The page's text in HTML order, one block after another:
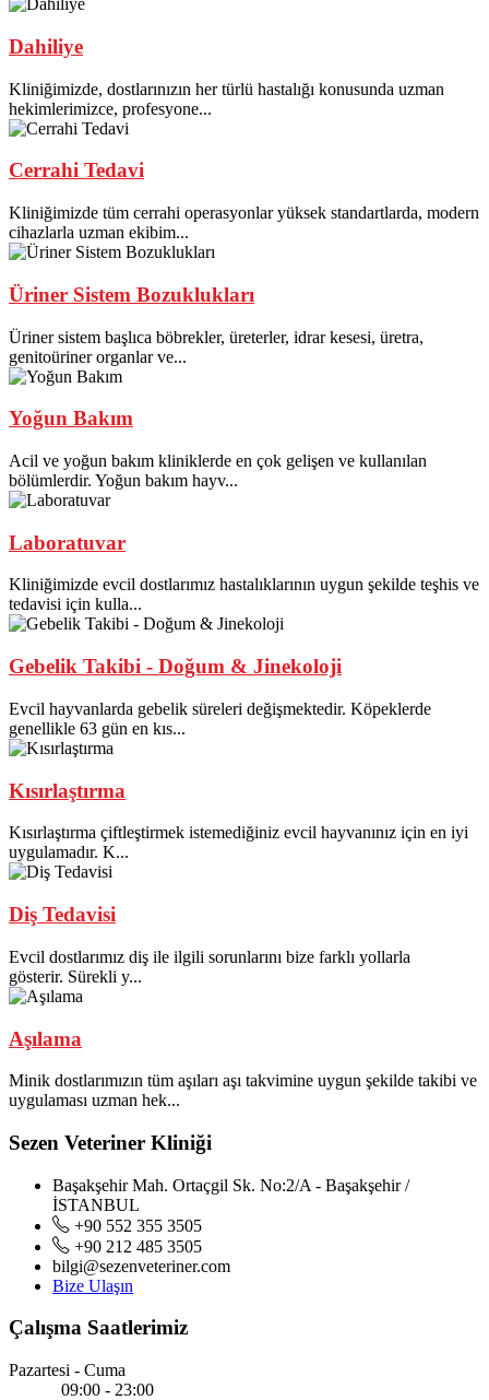
Dahiliye
Kliniğimizde, dostlarınızın her türlü hastalığı konusunda uzman
hekimlerimizce, profesyone...
Cerrahi Tedavi
Kliniğimizde tüm cerrahi operasyonlar yüksek standartlarda, modern
cihazlarla uzman ekibim...
Üriner Sistem Bozuklukları
Üriner sistem başlıca böbrekler, üreterler, idrar kesesi, üretra,
genitoüriner organlar ve...
Yoğun Bakım
Acil ve yoğun bakım kliniklerde en çok gelişen ve kullanılan
bölümlerdir. Yoğun bakım hayv...
Laboratuvar
Kliniğimizde evcil dostlarımız hastalıklarının uygun şekilde teşhis ve
tedavisi için kulla...
Gebelik Takibi - Doğum & Jinekoloji
Evcil hayvanlarda gebelik süreleri değişmektedir. Köpeklerde
genellikle 63 gün en kıs...
Kısırlaştırma
Kısırlaştırma çiftleştirmek istemediğiniz evcil hayvanınız için en iyi
uygulamadır. K...
Diş Tedavisi
Evcil dostlarımız diş ile ilgili sorunlarını bize farklı yollarla
gösterir. Sürekli y...
Aşılama
Minik dostlarımızın tüm aşıları aşı takvimine uygun şekilde takibi ve
uygulaması uzman hek...
Sezen Veteriner Kliniği
Başakşehir Mah. Ortaçgil Sk. No:2/A - Başakşehir /
İSTANBUL
+90 552 355 3505
+90 212 485 3505
bilgi@sezenveteriner.com
Bize Ulaşın
Çalışma Saatlerimiz
Pazartesi - Cuma
09:00 - 23:00